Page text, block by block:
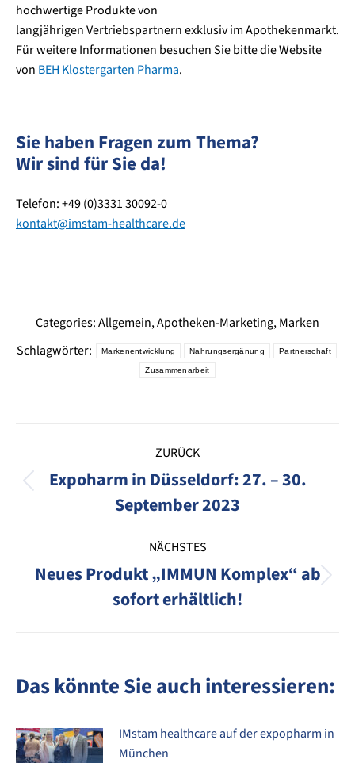
hochwertige Produkte von
langjährigen Vertriebspartnern exklusiv im Apothekenmarkt.
Für weitere Informationen besuchen Sie bitte die Website
von BEH Klostergarten Pharma.
Sie haben Fragen zum Thema?
Wir sind für Sie da!
Telefon: +49 (0)3331 30092-0
kontakt@imstam-healthcare.de
Categories:Allgemein,Apotheken-Marketing,Marken
Schlagwörter:
Markenentwicklung Nahrungsergänung Partnerschaft
Zusammenarbeit
Kommentarnavigation
ZURÜCK
Vorheriger
Beitrag:
Expoharm in Düsseldorf: 27. – 30.
September 2023
NÄCHSTES
Nächster
Beitrag:
Neues Produkt „IMMUN Komplex“ ab
sofort erhältlich!
Das könnte Sie auch interessieren:
IMstam healthcare auf der expopharm in
München